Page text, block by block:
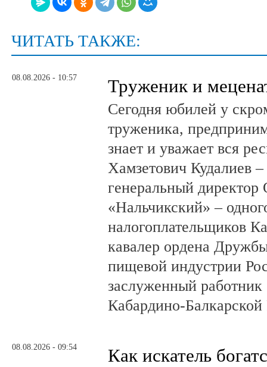
ЧИТАТЬ ТАКЖЕ:
08.08.2026 - 10:57 Труженик и
Сегодня юбилей у
труженика,
знает и уважает вся
Хамзетович Кудалиев
генеральный
«Нальчикский» –
налогоплательщиков
кавалер ордена
пищевой индустрии
заслуженный работник
Кабардино-
08.08.2026 - 09:54
Как искатель